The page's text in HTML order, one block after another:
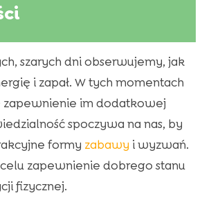
jest, aby aktywować psa
aby pobudzić psa
powietrzu w pochmurne
do CricksyDog
do aktywności w jesienne
szarych dni obserwujemy, jak
i zapał. W tych momentach
zapewnienie im dodatkowej
spoczywa na nas, by
formy zabawy i wyzwań.
zapewnienie dobrego stanu
fizycznej.